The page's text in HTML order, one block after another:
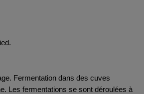
Fermentation dans des cuves
Les fermentations se sont déroulées à